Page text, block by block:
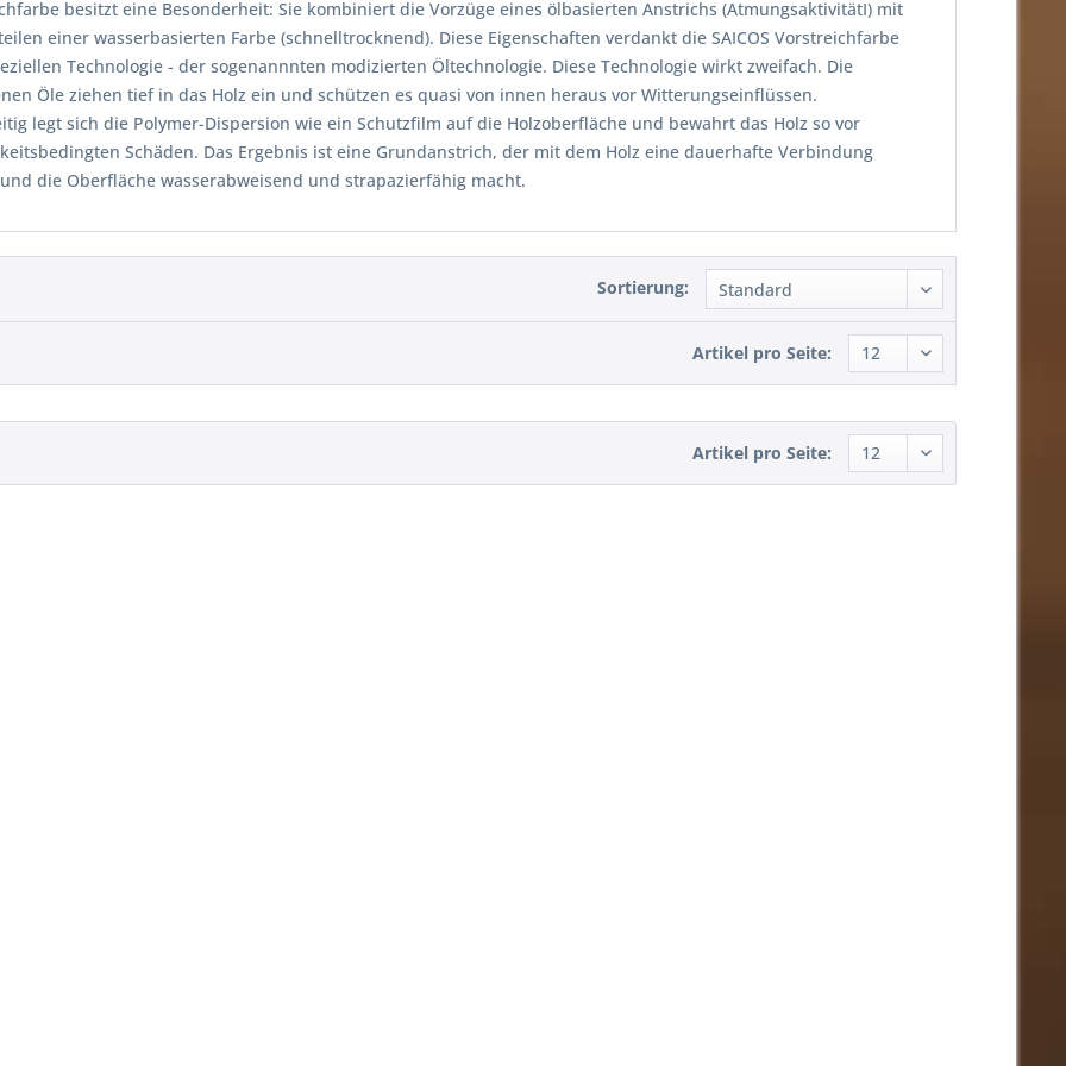
besitzt eine Besonderheit: Sie kombiniert die Vorzüge eines ölbasierten Anstrichs (AtmungsaktivitätI) mit
einer wasserbasierten Farbe (schnelltrocknend). Diese Eigenschaften verdankt die SAICOS Vorstreichfarbe
Technologie - der sogenannnten modizierten Öltechnologie. Diese Technologie wirkt zweifach. Die
Öle ziehen tief in das Holz ein und schützen es quasi von innen heraus vor Witterungseinflüssen.
legt sich die Polymer-Dispersion wie ein Schutzfilm auf die Holzoberfläche und bewahrt das Holz so vor
Schäden. Das Ergebnis ist eine Grundanstrich, der mit dem Holz eine dauerhafte Verbindung
die Oberfläche wasserabweisend und strapazierfähig macht.
Sortierung:
Artikel pro Seite:
Artikel pro Seite: